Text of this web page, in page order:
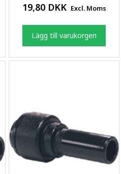
19,80 DKK Excl. Moms
Lägg till varukorgen